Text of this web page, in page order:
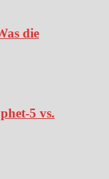
die
5 vs.